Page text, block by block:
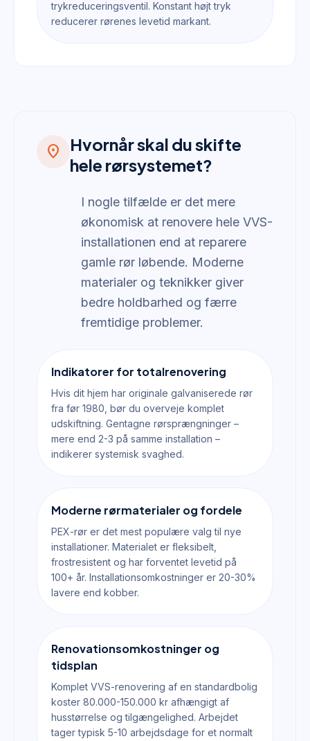
trykreduceringsventil. Konstant højt tryk
reducerer rørenes levetid markant.
location_on
Hvornår skal du skifte
hele rørsystemet?
I nogle tilfælde er det mere
økonomisk at renovere hele VVS-
installationen end at reparere
gamle rør løbende. Moderne
materialer og teknikker giver
bedre holdbarhed og færre
fremtidige problemer.
Indikatorer for totalrenovering
Hvis dit hjem har originale galvaniserede rør
fra før 1980, bør du overveje komplet
udskiftning. Gentagne rørsprængninger –
mere end 2-3 på samme installation –
indikerer systemisk svaghed.
Moderne rørmaterialer og fordele
PEX-rør er det mest populære valg til nye
installationer. Materialet er fleksibelt,
frostresistent og har forventet levetid på
100+ år. Installationsomkostninger er 20-30%
lavere end kobber.
Renovationsomkostninger og
tidsplan
Komplet VVS-renovering af en standardbolig
koster 80.000-150.000 kr afhængigt af
husstørrelse og tilgængelighed. Arbejdet
tager typisk 5-10 arbejdsdage for et normalt